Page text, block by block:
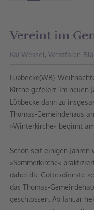
Vereint im
Kai Wessel, Westfalen-
Lübbecke(WB).
Kirche gefeiert. Im neuen
Lübbecke dann zu
Thomas-Gemeindehaus
»Winterkirche« beginnt am
Schon seit einigen Jahren
»Sommerkirche«
dabei die Gottesdienste
das Thomas-
geschlossen. Ab Januar